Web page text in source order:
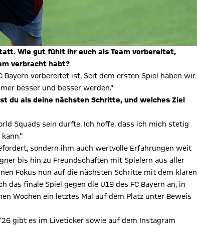
Wie gut fühlt ihr euch als Team vorbereitet,
verbracht habt?
Bayern vorbereitet ist. Seit dem ersten Spiel haben wir
besser und besser werden.“
du als deine nächsten Schritte, und welches Ziel
Squads sein durfte. Ich hoffe, dass ich mich stetig
sondern ihm auch wertvolle Erfahrungen weit
bis hin zu Freundschaften mit Spielern aus aller
Fokus nun auf die nächsten Schritte mit dem klaren
das finale Spiel gegen die U19 des FC Bayern an, in
Wochen ein letztes Mal auf dem Platz unter Beweis
gibt es im Liveticker sowie auf dem Instagram